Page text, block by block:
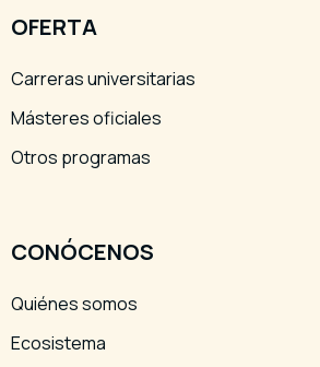
OFERTA
Carreras universitarias
Másteres oficiales
Otros programas
CONÓCENOS
Quiénes somos
Ecosistema